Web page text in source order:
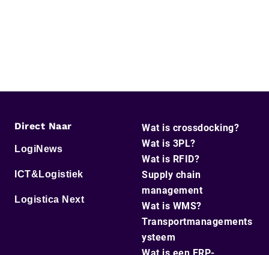
Direct Naar
LogiNews
ICT&Logistiek
Logistica Next
Wat is crossdocking?
Wat is 3PL?
Wat is RFID?
Supply chain
management
Wat is WMS?
Transportmanagements
ysteem